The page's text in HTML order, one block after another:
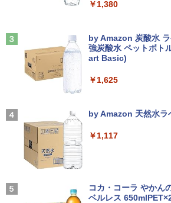
2 小型PC VESA対
￥66,248
ore i7 第4世代
SSD512GB 初期設
ク
4
GMKtec GMK-K8
までの全巻セット
内すずえ 白泉社（
永遠の記憶 [ 東野
￥2,310
片田舎のおっさん
ンク
￥-
レスイヤホン
軽量 ブルートゥース
るーとゅーす コード
セリング 自動ペアリ
￥1,964
￥250
￥250
￥1,380
by Amazon 炭酸水
強炭酸水 ペットボト
art Basic)
￥1,625
by Amazon 天然水ラ
￥1,117
コカ・コーラ やかん
ベルレス